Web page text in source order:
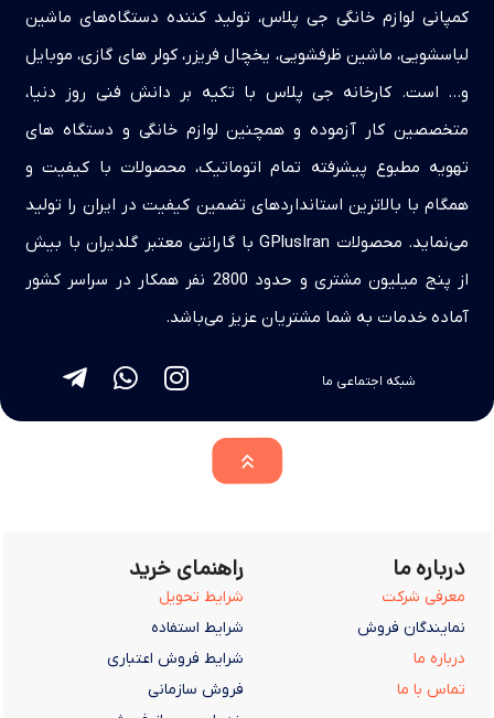
کمپانی لوازم خانگی جی پلاس، تولید کننده دستگاه‌های ماشین
لباسشویی، ماشین ظرفشویی، یخچال فریزر، کولر های گازی، موبایل
و… است. کارخانه جی پلاس با تکیه بر دانش فنی روز دنیا،
متخصصین کار آزموده و همچنین لوازم خانگی و دستگاه های
تهویه مطبوع پیشرفته تمام اتوماتیک، محصولات با کیفیت و
همگام با بالاترین استانداردهای تضمین کیفیت در ایران را تولید
می‌نماید. محصولات GPlusIran با گارانتی معتبر گلدیران با بیش
از پنج میلیون مشتری و حدود 2800 نفر همکار در سراسر کشور
آماده خدمات به شما مشتریان عزیز می‌باشد.
شبکه اجتماعی ما
درباره ما
معرفی شرکت
نمایندگان فروش
درباره ما
تماس با ما
راهنمای خرید
شرایط تحویل
شرایط استفاده
شرایط فروش اعتباری
فروش سازمانی